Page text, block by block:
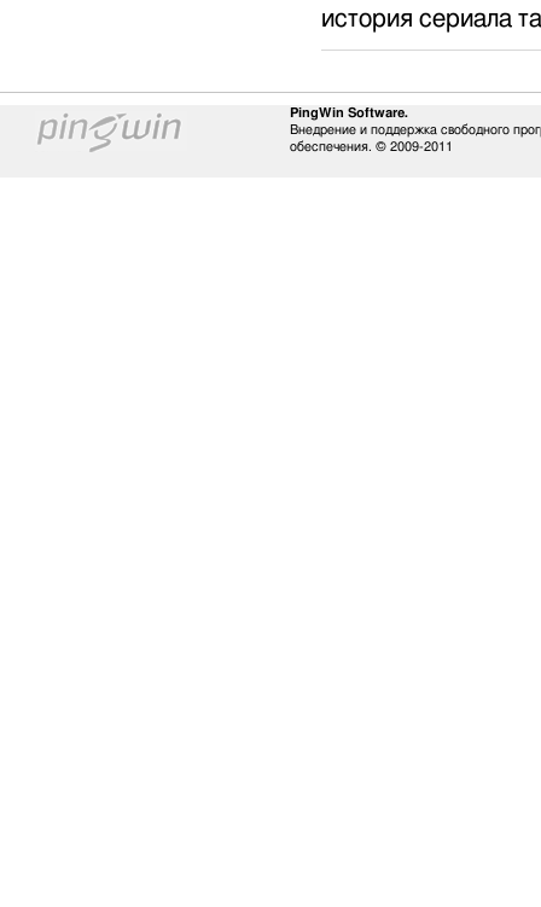
история сериала
PingWin Software.
Внедрение и поддержка свободного
обеспечения. © 2009-2011